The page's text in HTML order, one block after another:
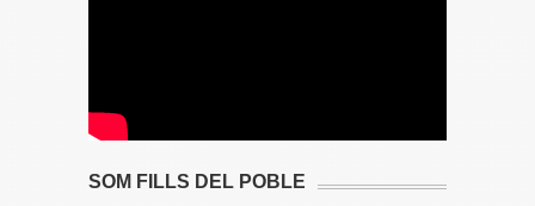
SOM FILLS DEL POBLE